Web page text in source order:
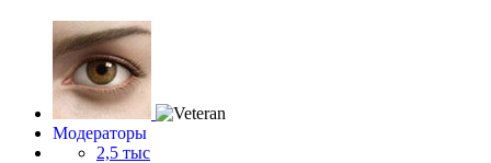
Модераторы
2,5 тыс